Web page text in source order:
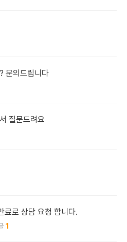
문의드립니다
질문드려요
료로 상담 요청 합니다.
1